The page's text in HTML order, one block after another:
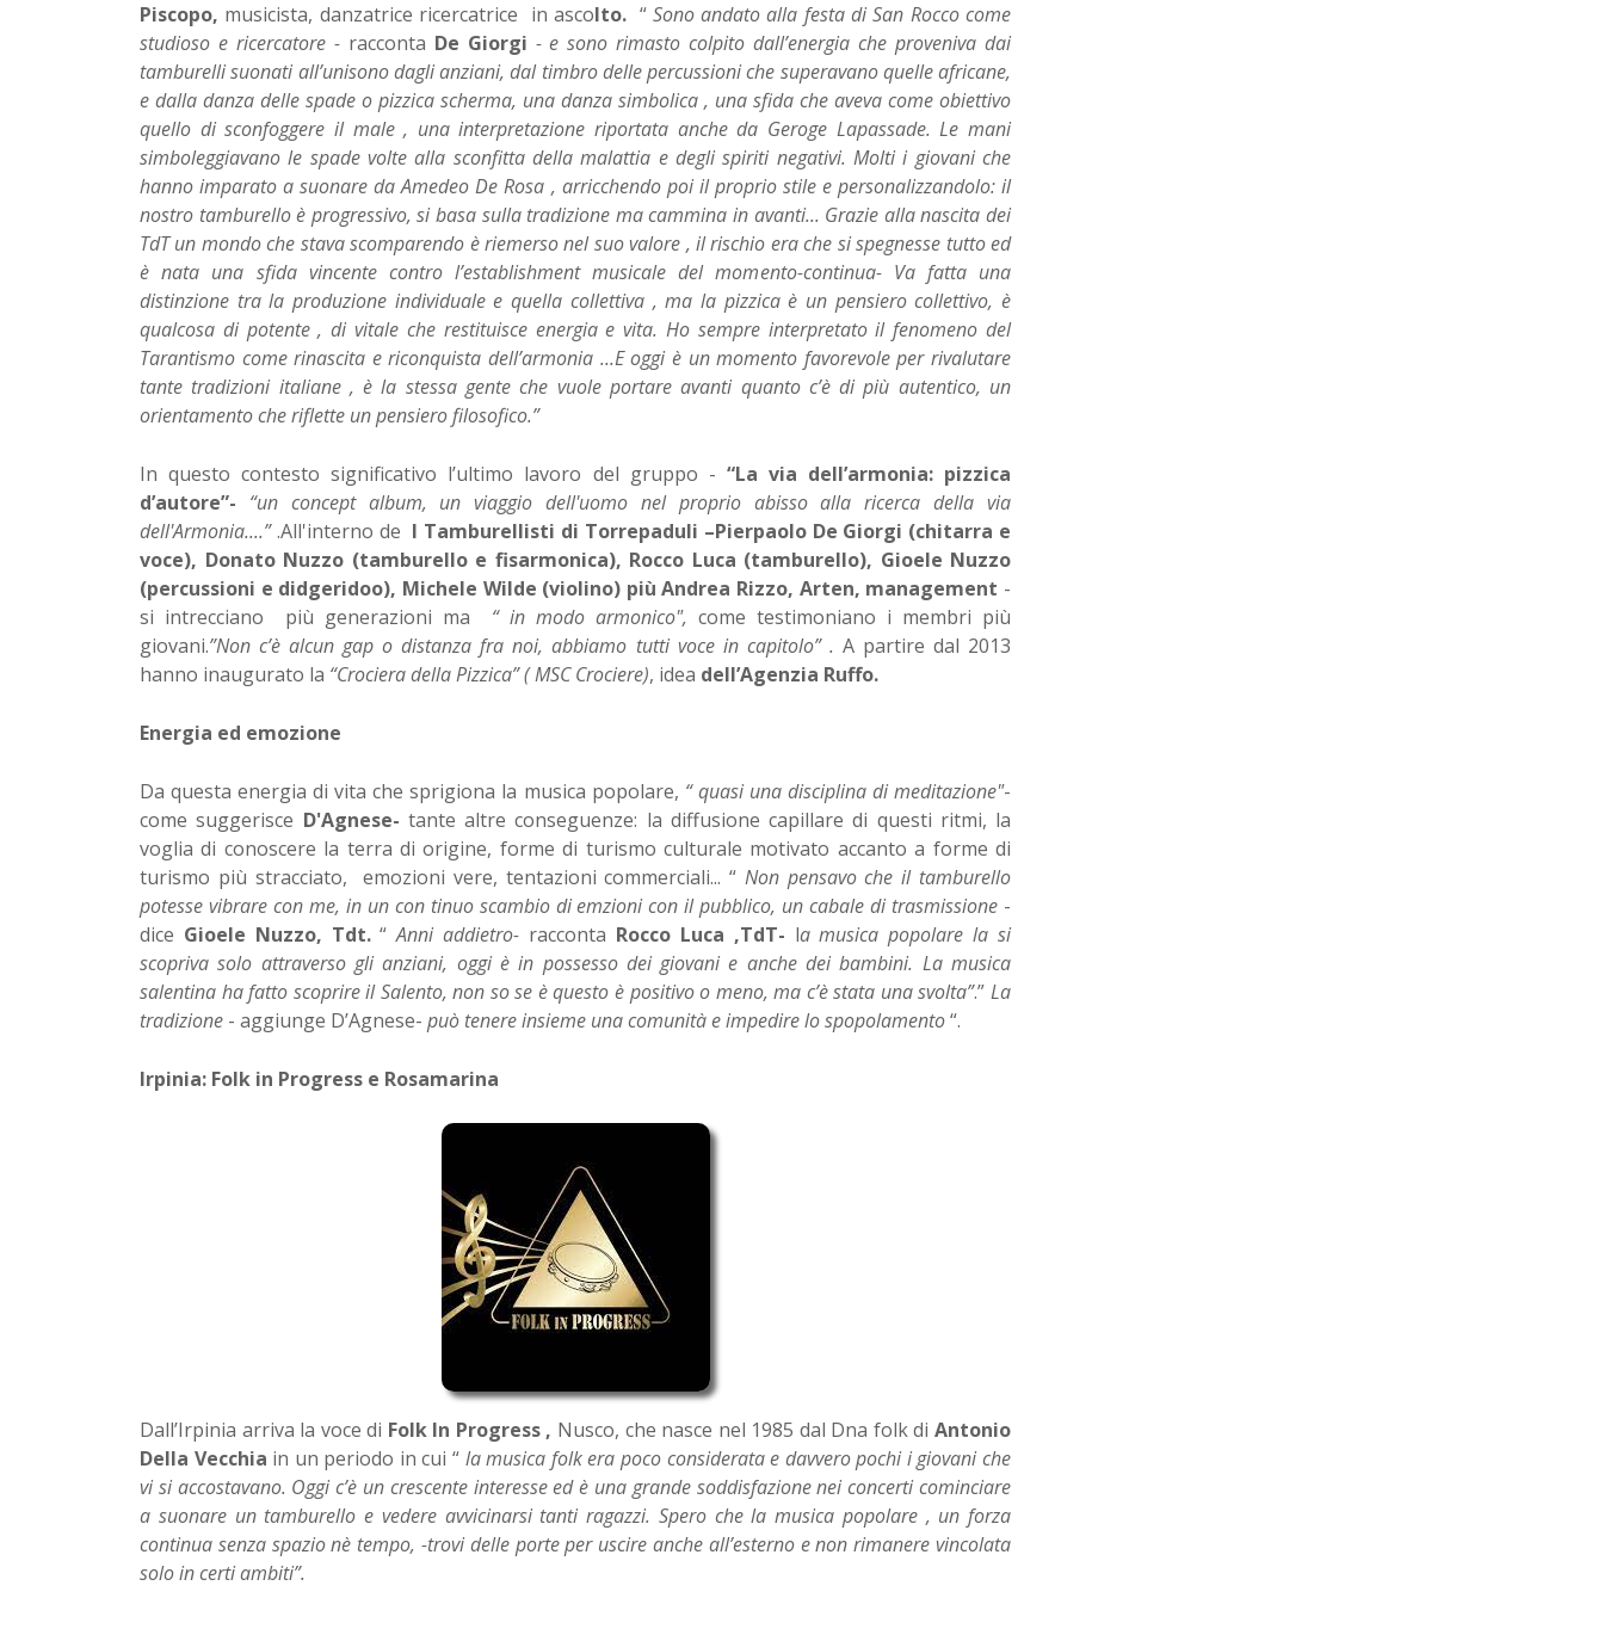
Piscopo, musicista, danzatrice ricercatrice in ascolto. “ Sono andato alla festa di San Rocco come
studioso e ricercatore - racconta De Giorgi - e sono rimasto colpito dall’energia che proveniva dai
tamburelli suonati all’unisono dagli anziani, dal timbro delle percussioni che superavano quelle africane,
e dalla danza delle spade o pizzica scherma, una danza simbolica , una sfida che aveva come obiettivo
quello di sconfoggere il male , una interpretazione riportata anche da Geroge Lapassade. Le mani
simboleggiavano le spade volte alla sconfitta della malattia e degli spiriti negativi. Molti i giovani che
hanno imparato a suonare da Amedeo De Rosa , arricchendo poi il proprio stile e personalizzandolo: il
nostro tamburello è progressivo, si basa sulla tradizione ma cammina in avanti... Grazie alla nascita dei
TdT un mondo che stava scomparendo è riemerso nel suo valore , il rischio era che si spegnesse tutto ed
è nata una sfida vincente contro l’establishment musicale del momento-continua- Va fatta una
distinzione tra la produzione individuale e quella collettiva , ma la pizzica è un pensiero collettivo, è
qualcosa di potente , di vitale che restituisce energia e vita. Ho sempre interpretato il fenomeno del
Tarantismo come rinascita e riconquista dell’armonia ...E oggi è un momento favorevole per rivalutare
tante tradizioni italiane , è la stessa gente che vuole portare avanti quanto c’è di più autentico, un
orientamento che riflette un pensiero filosofico.”
In questo contesto significativo l’ultimo lavoro del gruppo - “La via dell’armonia: pizzica
d’autore”- “un concept album, un viaggio dell'uomo nel proprio abisso alla ricerca della via
dell'Armonia....”.All'interno de I Tamburellisti di Torrepaduli –Pierpaolo De Giorgi (chitarra e
voce), Donato Nuzzo (tamburello e fisarmonica), Rocco Luca (tamburello), Gioele Nuzzo
(percussioni e didgeridoo), Michele Wilde (violino) più Andrea Rizzo, Arten, management -
si intrecciano più generazioni ma “ in modo armonico", come testimoniano i membri più
giovani.”Non c’è alcun gap o distanza fra noi, abbiamo tutti voce in capitolo” . A partire dal 2013
hanno inaugurato la “Crociera della Pizzica” ( MSC Crociere), idea dell’Agenzia Ruffo.
Energia ed emozione
Da questa energia di vita che sprigiona la musica popolare, “ quasi una disciplina di meditazione"-
come suggerisce D'Agnese- tante altre conseguenze: la diffusione capillare di questi ritmi, la
voglia di conoscere la terra di origine, forme di turismo culturale motivato accanto a forme di
turismo più stracciato, emozioni vere, tentazioni commerciali... “ Non pensavo che il tamburello
potesse vibrare con me, in un con tinuo scambio di emzioni con il pubblico, un cabale di trasmissione -
dice Gioele Nuzzo, Tdt.“Anni addietro- racconta Rocco Luca ,TdT- la musica popolare la si
scopriva solo attraverso gli anziani, oggi è in possesso dei giovani e anche dei bambini. La musica
salentina ha fatto scoprire il Salento, non so se è questo è positivo o meno, ma c’è stata una svolta”.”La
tradizione - aggiunge D’Agnese- può tenere insieme una comunità e impedire lo spopolamento“.
Irpinia: Folk in Progress e Rosamarina
Dall’Irpinia arriva la voce di Folk In Progress , Nusco, che nasce nel 1985 dal Dna folk diAntonio
Della Vecchia in un periodo in cui “ la musica folk era poco considerata e davvero pochi i giovani che
vi si accostavano. Oggi c’è un crescente interesse ed è una grande soddisfazione nei concerti cominciare
a suonare un tamburello e vedere avvicinarsi tanti ragazzi. Spero che la musica popolare , un forza
continua senza spazio nè tempo, -trovi delle porte per uscire anche all’esterno e non rimanere vincolata
solo in certi ambiti”.